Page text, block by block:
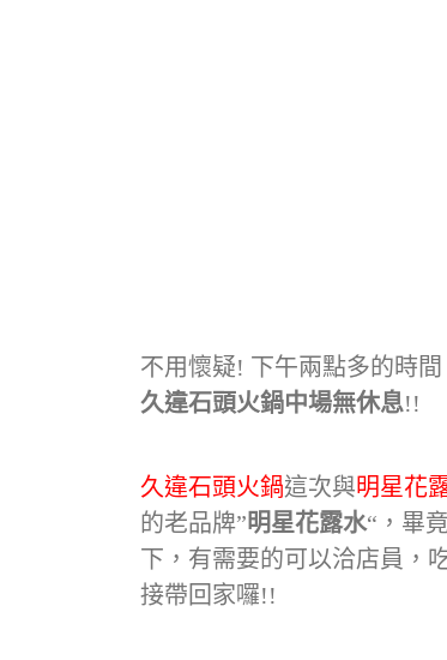
不用懷疑! 下午兩點多的時
久違石頭火鍋中場無休息!!
久違石頭火鍋這次與明星花
的老品牌”明星花露水“，畢
下，有需要的可以洽店員，
接帶回家囉!!